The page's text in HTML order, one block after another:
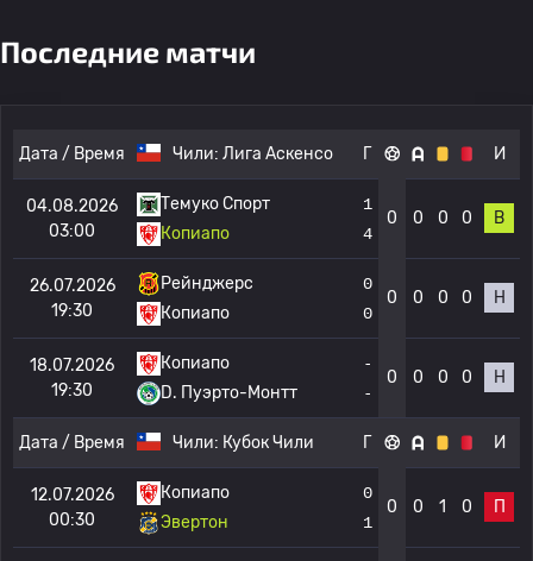
Последние матчи
Дата / Время Чили: Лига Аскенсо Г И
04.08.2026
03:00
Темуко Спорт
Копиапо
1
4
0 0 0 0 В
26.07.2026
19:30
Рейнджерс
Копиапо
0
0
0 0 0 0 Н
18.07.2026
19:30
Копиапо
D. Пуэрто-Монтт
-
-
0 0 0 0 Н
Дата / Время Чили: Кубок Чили Г И
12.07.2026
00:30
Копиапо
Эвертон
0
1
0 0 1 0 П